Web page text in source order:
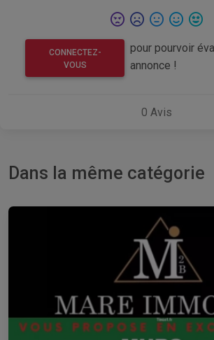
CONNECTEZ-
VOUS
pour pourvoir
annonce !
0 Avis
Dans la même catégorie